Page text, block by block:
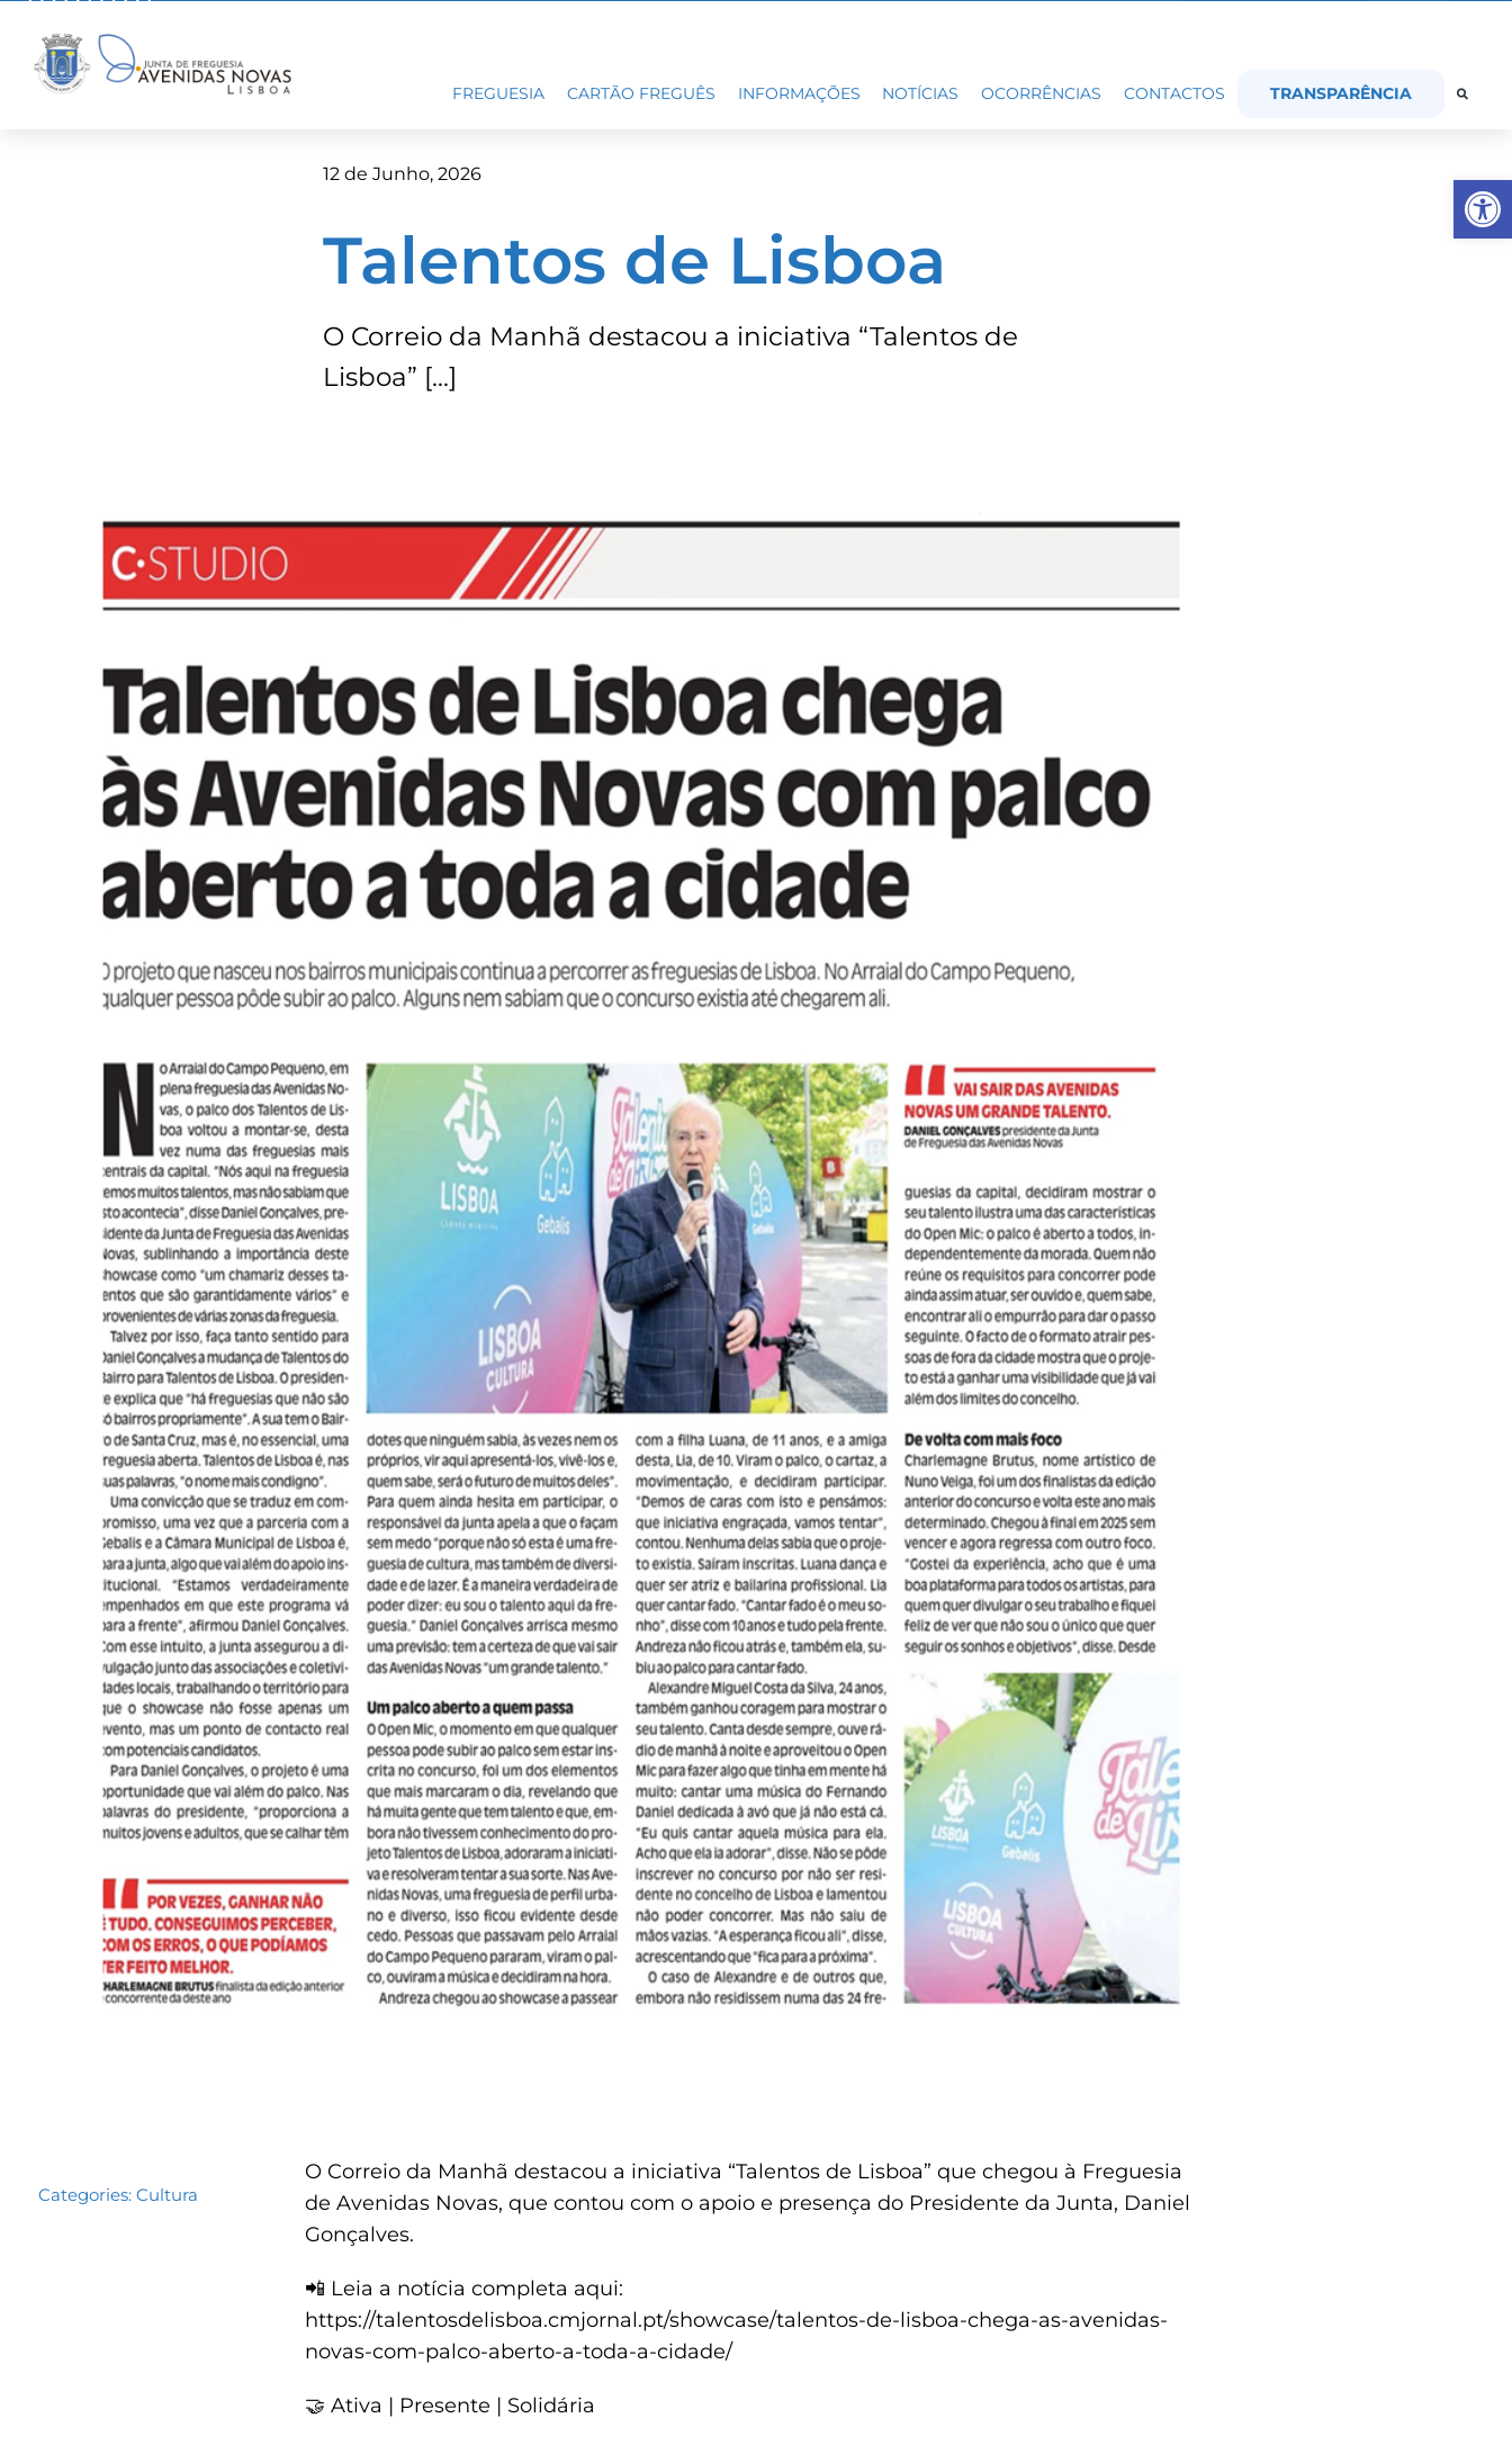
content
FREGUESIA CARTÃO FREGUÊS INFORMAÇÕES NOTÍCIAS OCORRÊNCIAS CONTACTOS TRANSPARÊNCIA
12 de Junho, 2026
Talentos de Lisboa
O Correio da Manhã destacou a iniciativa “Talentos de
Lisboa” […]
Categories:Cultura
O Correio da Manhã destacou a iniciativa “Talentos de Lisboa” que chegou à Freguesia
de Avenidas Novas, que contou com o apoio e presença do Presidente da Junta, Daniel
Gonçalves.
📲 Leia a notícia completa aqui:
https://talentosdelisboa.cmjornal.pt/showcase/talentos-de-lisboa-chega-as-avenidas-
novas-com-palco-aberto-a-toda-a-cidade/
🤝 Ativa | Presente | Solidária